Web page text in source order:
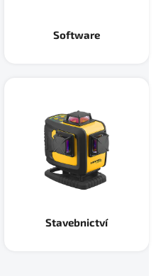
Software
Stavebnictví